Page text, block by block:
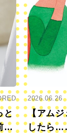
と
向
2026.06.26
【アムジ
したら